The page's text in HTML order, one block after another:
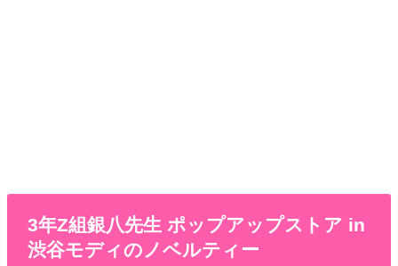
3年Z組銀八先生 ポップアップストア in
渋谷モディのノベルティー